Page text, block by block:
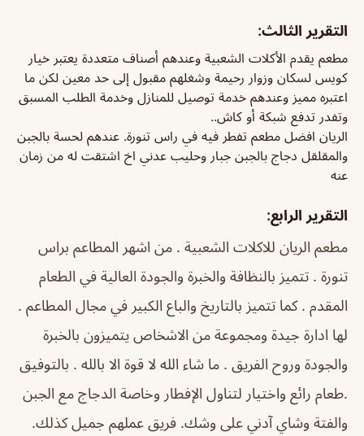
التقرير الثالث:
مطعم يقدم الأكلات الشعبية وعندهم أصناف متعددة يعتبر خيار
كويس لسكان وزوار رحيمة وشغلهم مقبول إلى حد معين لكن ما
اعتبره مميز وعندهم خدمة توصيل للمنازل وخدمة الطلب المسبق
وتفدر تدفع شبكة أو كاش..
الريان افضل مطعم تفطر فيه في راس تنورة. عندهم لحسة بالجبن
والمقلقل دجاج بالجبن جبار وحليب عدني اخ اشتقت له من زمان
عنه
التقرير الرابع:
مطعم الريان للاكلات الشعبية . من اشهر المطاعم براس
تنورة . تتميز بالنظافة والخبرة والجودة العالية في الطعام
المقدم . كما تتميز بالتاريخ والباع الكبير في مجال المطاعم .
لها ادارة جيدة ومجموعة من الاشخاص يتميزون بالخبرة
والجودة وروح الفريق . ما شاء الله لا قوة الا بالله . بالتوفيق
.طعام رائع واختيار لتناول الإفطار وخاصة الدجاج مع الجبن
والفتة وشاي آدني على وشك. فريق عملهم جميل كذلك.